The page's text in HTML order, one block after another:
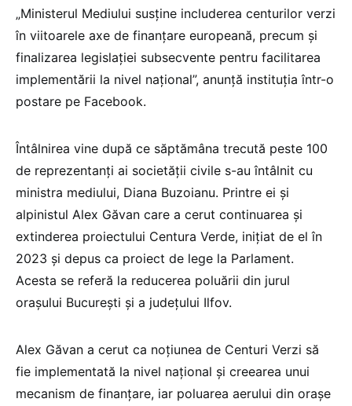
„Ministerul Mediului susține includerea centurilor verzi
în viitoarele axe de finanțare europeană, precum și
finalizarea legislației subsecvente pentru facilitarea
implementării la nivel național”, anunță instituția într-o
postare pe Facebook.
Întâlnirea vine după ce săptămâna trecută peste 100
de reprezentanți ai societății civile s-au întâlnit cu
ministra mediului, Diana Buzoianu. Printre ei și
alpinistul Alex Găvan care a cerut continuarea și
extinderea proiectului Centura Verde, inițiat de el în
2023 și depus ca proiect de lege la Parlament.
Acesta se referă la reducerea poluării din jurul
orașului București și a județului Ilfov.
Alex Găvan a cerut ca noțiunea de Centuri Verzi să
fie implementată la nivel național și creearea unui
mecanism de finanțare, iar poluarea aerului din orașe